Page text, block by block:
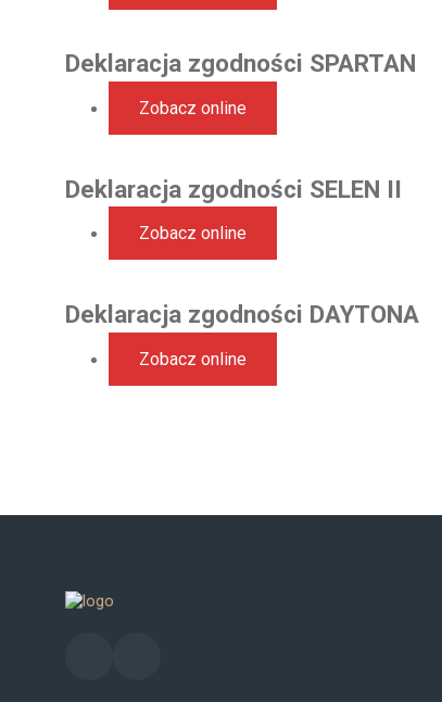
Deklaracja zgodności SPARTAN
Zobacz online
Deklaracja zgodności SELEN II
Zobacz online
Deklaracja zgodności DAYTONA
Zobacz online